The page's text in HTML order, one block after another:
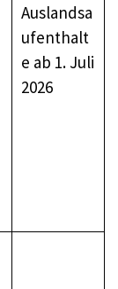
Auslandsa
ufenthalt
e ab 1. Juli
2026